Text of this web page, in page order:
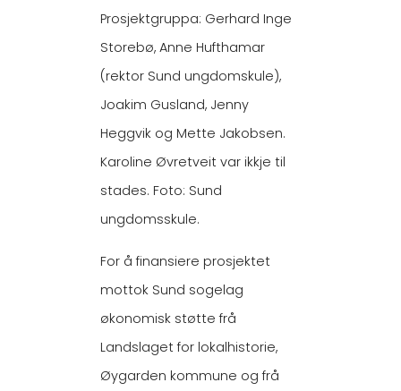
Prosjektgruppa: Gerhard Inge
Storebø, Anne Hufthamar
(rektor Sund ungdomskule),
Joakim Gusland, Jenny
Heggvik og Mette Jakobsen.
Karoline Øvretveit var ikkje til
stades. Foto: Sund
ungdomsskule.
For å finansiere prosjektet
mottok Sund sogelag
økonomisk støtte frå
Landslaget for lokalhistorie,
Øygarden kommune og frå